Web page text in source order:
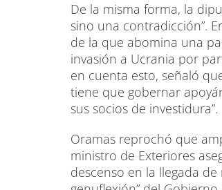
De la misma forma, la
sino una contradicción”.
de la que abomina una
invasión a Ucrania por
en cuenta esto, señaló
tiene que gobernar
sus socios de investidura”.
Oramas reprochó que
ministro de Exteriores
descenso en la llegada de